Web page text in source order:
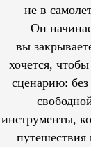
не в
Он
вы
хочется,
сценарию:
инструменты,